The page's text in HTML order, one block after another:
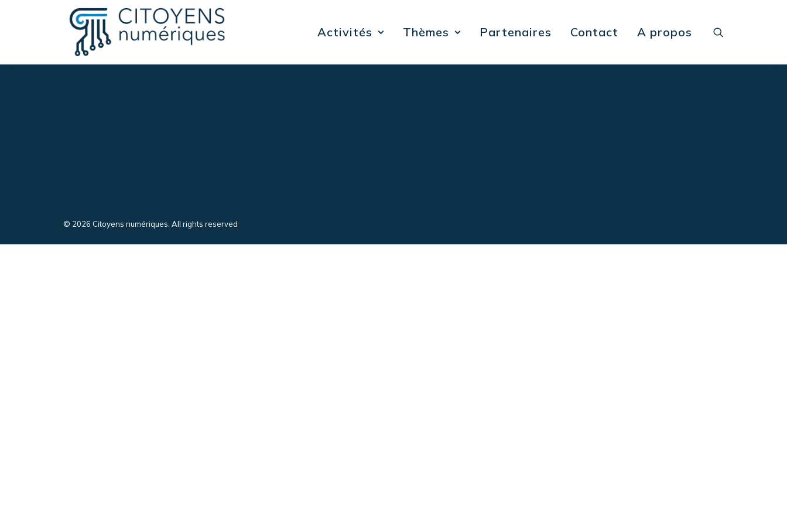
Activités Thèmes Partenaires Contact A propos
© 2026 Citoyens numériques. All rights reserved